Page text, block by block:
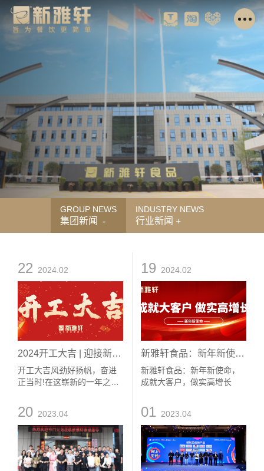
GROUP NEWS
集团新闻
INDUSTRY NEWS
行业新闻 +
22 2024.02
2024开工大吉 | 迎接新征程，开启新篇章
开工大吉风劲好扬帆，奋进
正当时!在这崭新的一年之
干劲，继续奔跑、不懈奋
进，成就大客户，做实高增
长！
19 2024.02
新雅轩食品：新年新使命，成就大客户，做实高增长
新雅轩食品：新年新使命，
成就大客户，做实高增长
20 2023.04 01 2023.04